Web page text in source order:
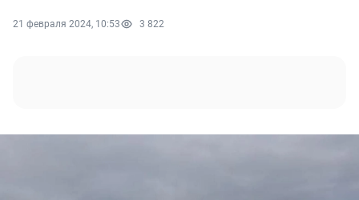
21 февраля 2024, 10:53 3 822